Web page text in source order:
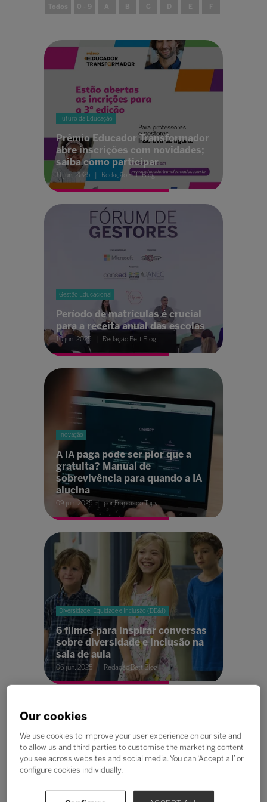
Todos 0 - 9 A B C E F
Futuro da Educação
Prêmio Educador Transformador
abre inscrições com novidades;
saiba como participar
11 jun. 2025 Redação Bett Blog
Gestão Educacional
Período de matrículas é crucial
para a receita anual das escolas
10 jun. 2025 Redação Bett Blog
Inovação
A IA paga pode ser pior que a
gratuita? Manual de
sobrevivência para quando a IA
alucina
09 jun. 2025 por Francisco Tupy
Diversidade, Equidade e Inclusão (DE&I)
6 filmes para inspirar conversas
sobre diversidade e inclusão na
sala de aula
06 jun. 2025 Redação Bett Blog
Estratégias de Aprendizagem
Equilíbrio emocional e vínculos
Our cookies
We use cookies to improve your user experience on our site and
to allow us and third parties to customise the marketing content
you see across websites and social media. You can ‘Accept all’ or
configure cookies individually.